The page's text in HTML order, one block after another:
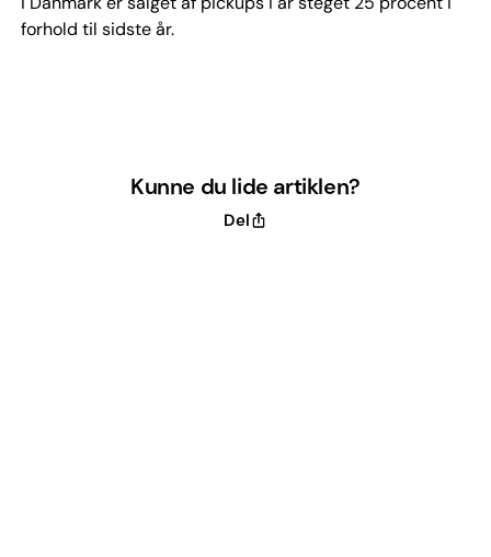
forhold til sidste år.
Kunne du lide artiklen?
Del